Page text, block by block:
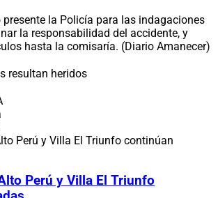
la Policía para las indagaciones
la responsabilidad del accidente, y
hasta la comisaría. (Diario Amanecer)
resultan heridos
Perú y Villa El Triunfo